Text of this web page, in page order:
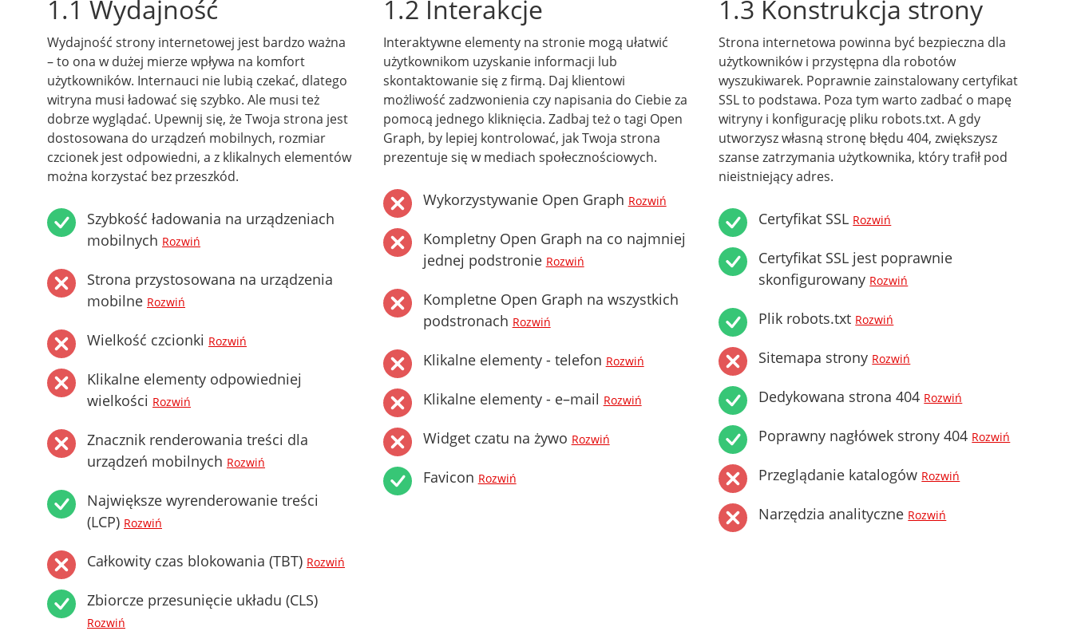
1.1 Wydajność
Wydajność strony internetowej jest bardzo ważna
– to ona w dużej mierze wpływa na komfort
użytkowników. Internauci nie lubią czekać, dlatego
witryna musi ładować się szybko. Ale musi też
dobrze wyglądać. Upewnij się, że Twoja strona jest
dostosowana do urządzeń mobilnych, rozmiar
czcionek jest odpowiedni, a z klikalnych elementów
można korzystać bez przeszkód.
Szybkość ładowania na urządzeniach
mobilnych Rozwiń
Strona przystosowana na urządzenia
mobilne Rozwiń
Wielkość czcionki Rozwiń
Klikalne elementy odpowiedniej
wielkości Rozwiń
Znacznik renderowania treści dla
urządzeń mobilnych Rozwiń
Największe wyrenderowanie treści
(LCP) Rozwiń
Całkowity czas blokowania (TBT) Rozwiń
Zbiorcze przesunięcie układu (CLS)
Rozwiń
1.2 Interakcje
Interaktywne elementy na stronie mogą ułatwić
użytkownikom uzyskanie informacji lub
skontaktowanie się z firmą. Daj klientowi
możliwość zadzwonienia czy napisania do Ciebie za
pomocą jednego kliknięcia. Zadbaj też o tagi Open
Graph, by lepiej kontrolować, jak Twoja strona
prezentuje się w mediach społecznościowych.
Wykorzystywanie Open Graph Rozwiń
Kompletny Open Graph na co najmniej
jednej podstronie Rozwiń
Kompletne Open Graph na wszystkich
podstronach Rozwiń
Klikalne elementy - telefon Rozwiń
Klikalne elementy - e–mail Rozwiń
Widget czatu na żywo Rozwiń
Favicon Rozwiń
1.3 Konstrukcja strony
Strona internetowa powinna być bezpieczna dla
użytkowników i przystępna dla robotów
wyszukiwarek. Poprawnie zainstalowany certyfikat
SSL to podstawa. Poza tym warto zadbać o mapę
witryny i konfigurację pliku robots.txt. A gdy
utworzysz własną stronę błędu 404, zwiększysz
szanse zatrzymania użytkownika, który trafił pod
nieistniejący adres.
Certyfikat SSL Rozwiń
Certyfikat SSL jest poprawnie
skonfigurowany Rozwiń
Plik robots.txt Rozwiń
Sitemapa strony Rozwiń
Dedykowana strona 404 Rozwiń
Poprawny nagłówek strony 404 Rozwiń
Przeglądanie katalogów Rozwiń
Narzędzia analityczne Rozwiń